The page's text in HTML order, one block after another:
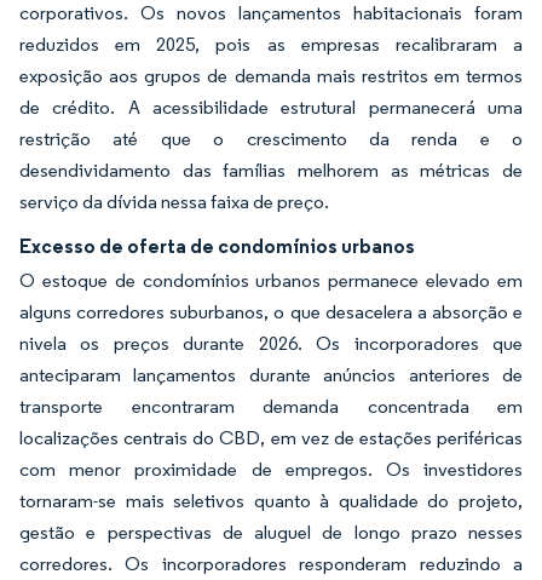
corporativos. Os novos lançamentos habitacionais foram
reduzidos em 2025, pois as empresas recalibraram a
exposição aos grupos de demanda mais restritos em termos
de crédito. A acessibilidade estrutural permanecerá uma
restrição até que o crescimento da renda e o
desendividamento das famílias melhorem as métricas de
serviço da dívida nessa faixa de preço.
Excesso de oferta de condomínios urbanos
O estoque de condomínios urbanos permanece elevado em
alguns corredores suburbanos, o que desacelera a absorção e
nivela os preços durante 2026. Os incorporadores que
anteciparam lançamentos durante anúncios anteriores de
transporte encontraram demanda concentrada em
localizações centrais do CBD, em vez de estações periféricas
com menor proximidade de empregos. Os investidores
tornaram-se mais seletivos quanto à qualidade do projeto,
gestão e perspectivas de aluguel de longo prazo nesses
corredores. Os incorporadores responderam reduzindo a